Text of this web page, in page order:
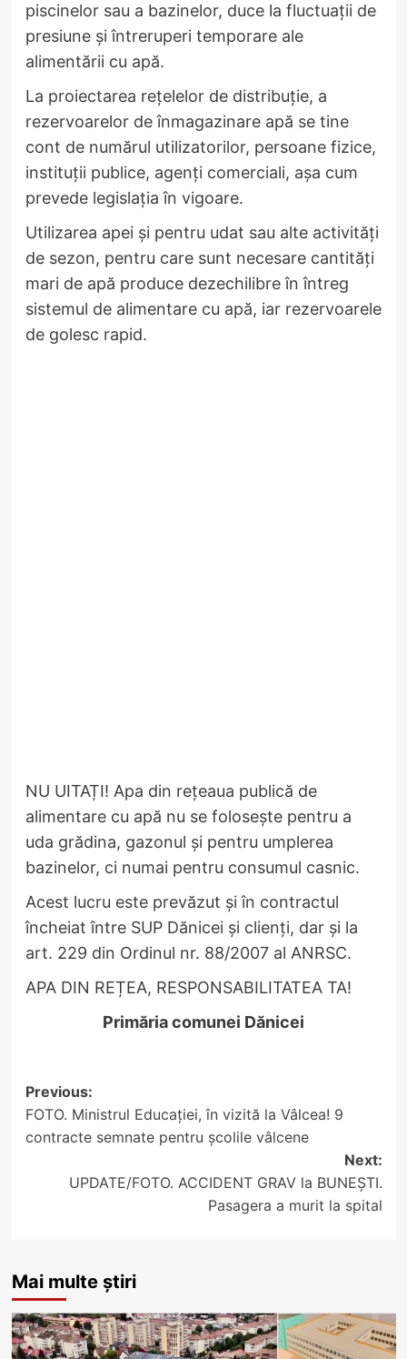
piscinelor sau a bazinelor, duce la fluctuații de
presiune și întreruperi temporare ale
alimentării cu apă.
La proiectarea rețelelor de distribuție, a
rezervoarelor de înmagazinare apă se tine
cont de numărul utilizatorilor, persoane fizice,
instituții publice, agenți comerciali, așa cum
prevede legislația în vigoare.
Utilizarea apei și pentru udat sau alte activități
de sezon, pentru care sunt necesare cantități
mari de apă produce dezechilibre în întreg
sistemul de alimentare cu apă, iar rezervoarele
de golesc rapid.
NU UITAȚI! Apa din rețeaua publică de
alimentare cu apă nu se folosește pentru a
uda grădina, gazonul și pentru umplerea
bazinelor, ci numai pentru consumul casnic.
Acest lucru este prevăzut și în contractul
încheiat între SUP Dănicei și clienți, dar și la
art. 229 din Ordinul nr. 88/2007 al ANRSC.
APA DIN REȚEA, RESPONSABILITATEA TA!
Primăria comunei Dănicei
Post
navigation
Previous:
FOTO. Ministrul Educației, în vizită la Vâlcea! 9
contracte semnate pentru școlile vâlcene
Next:
UPDATE/FOTO. ACCIDENT GRAV la BUNEȘTI.
Pasagera a murit la spital
Mai multe știri